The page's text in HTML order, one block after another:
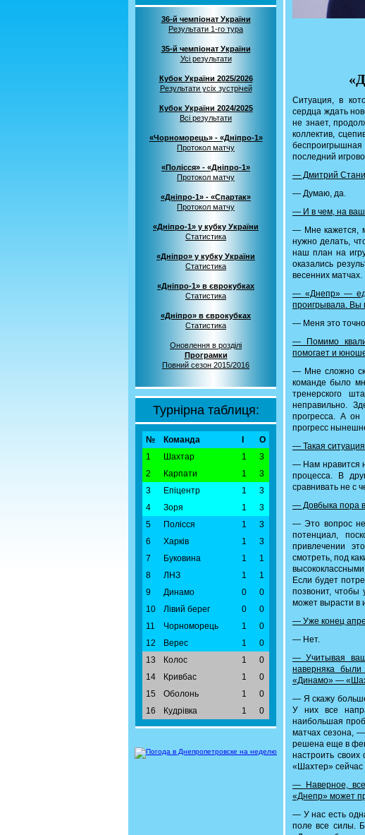
36-й чемпіонат України
Результати 1-го тура
35-й чемпіонат України
Усі результати
Кубок України 2025/2026
Результати усіх зустрічей
Кубок України 2024/2025
Всі результати
«Чорноморець» - «Дніпро-1»
Протокол матчу
«Полісся» - «Дніпро-1»
Протокол матчу
«Дніпро-1» - «Спартак»
Протокол матчу
«Дніпро-1» у кубку України
Статистика
«Дніпро» у кубку України
Статистика
«Дніпро-1» в єврокубках
Статистика
«Дніпро» в єврокубках
Статистика
Оновлення в розділі
Програмки
Повний сезон 2015/2016
Турнірна таблиця:
№ Команда
О
1
Шахтар 1
3
2
Карпати 1
3
3
Епіцентр 1
3
4
Зоря 1
3
5
Полісся 1
3
6
Харків 1
3
7
Буковина 1
1
8
ЛНЗ 1
1
9
Динамо 0
0
10
Лівий берег 0
0
11
Чорноморець 1
0
12
Верес 1
0
13
Колос 1
0
14
Кривбас 1
0
15
Оболонь 1
0
16
Кудрівка 1 0
Ситуация, в
сердца ждать
не знает,
коллектив,
последний
— Дмитрий
— Думаю, да.
— И в чем, на ваш
— Мне кажется,
нужно делать,
наш план на
оказались
весенних матчах.
— «Днепр» —
проигрывала. Вы
— Меня это точно
— Помимо
помогает и
— Мне сложно
команде было
тренерского
неправильно.
прогресса. А
прогресс
— Такая
— Нам нравится
процесса. В
сравнивать не с
— Довбыка пора
— Это вопрос
потенциал,
привлечении
смотреть, под
Если будет
позвонит,
может вырасти в
— Уже конец
— Нет.
— Учитывая
наверняка
«Динамо» —
— Я скажу
У них все
наибольшая
матчах сезона,
решена еще в
настроить
«Шахтер»
— Наверное,
«Днепр» может
— У нас есть
поле все силы.